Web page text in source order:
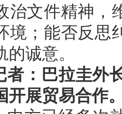
治文件精神，
境；能否反思
诚意。
者：巴拉圭外
开展贸易合作